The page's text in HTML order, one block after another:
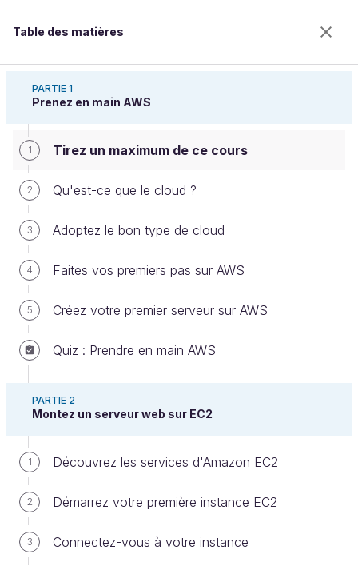
Table des matières
PARTIE 1
Prenez en main AWS
1 Tirez un maximum de ce cours
2 Qu'est-ce que le cloud ?
3 Adoptez le bon type de cloud
4 Faites vos premiers pas sur AWS
5 Créez votre premier serveur sur AWS
Quiz : Prendre en main AWS
PARTIE 2
Montez un serveur web sur EC2
1 Découvrez les services d'Amazon EC2
2 Démarrez votre première instance EC2
3 Connectez-vous à votre instance
Tirez un maximum de ce cours
Bienvenue sur l’école 100% en ligne des métiers qui
ont de l’avenir.
Bénéficiez gratuitement de toutes les fonctionnalités
de ce cours (quiz, vidéos, accès illimité à tous les
chapitres) avec un compte.
Créer un compte ou se connecter
Introduction
Bonjour et bienvenue dans ce cours consacré à
Amazon Web Services.